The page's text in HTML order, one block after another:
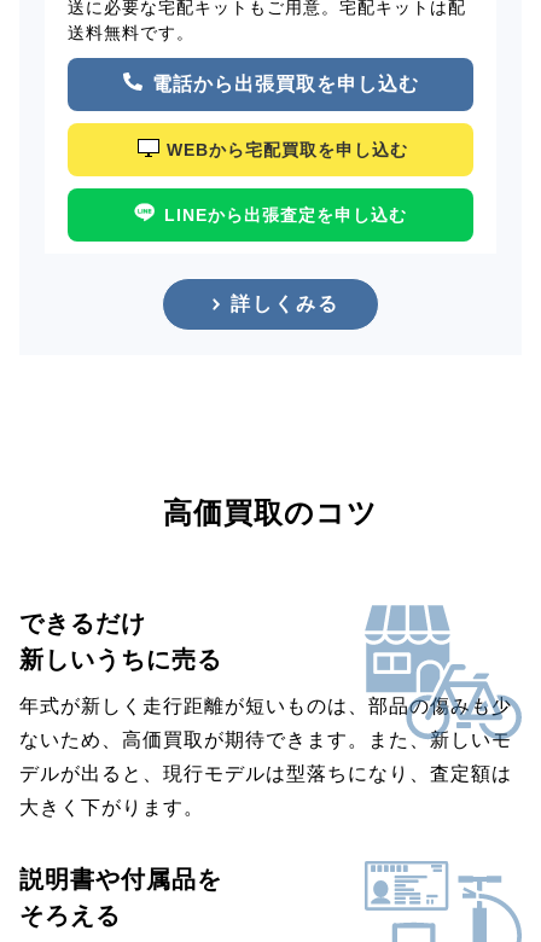
送に必要な宅配キットもご用意。宅配キットは配
送料無料です。
電話から出張買取を申し込む
WEBから宅配買取を申し込む
LINEから出張査定を申し込む
詳しくみる
高価買取のコツ
できるだけ
新しいうちに売る
年式が新しく走行距離が短いものは、部品の傷みも少
ないため、高価買取が期待できます。また、新しいモ
デルが出ると、現行モデルは型落ちになり、査定額は
大きく下がります。
説明書や付属品を
そろえる